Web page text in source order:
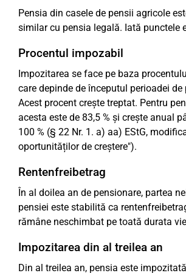
Pensia din casele de pensii agricole
similar cu pensia legală. Iată punctele
Procentul impozabil
Impozitarea se face pe baza
care depinde de începutul perioadei de
Acest procent crește treptat. Pentru
acesta este de 83,5 % și crește anual
100 % (§ 22 Nr. 1. a) aa) EStG,
oportunităților de creștere").
Rentenfreibetrag
În al doilea an de pensionare, partea
pensiei este stabilită ca
rămâne neschimbat pe toată durata
Impozitarea din al treilea an
Din al treilea an, pensia este